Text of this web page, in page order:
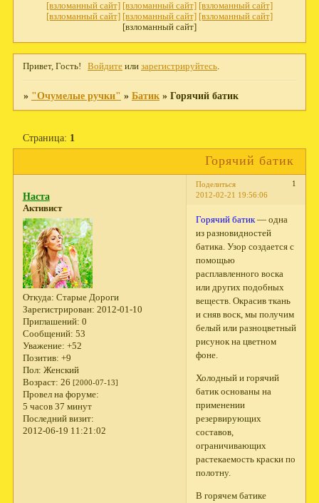
[взломанный сайт] [взломанный сайт] [взломанный сайт]
[взломанный сайт] [взломанный сайт] [взломанный сайт]
[взломанный сайт]
Привет, Гость! Войдите илизарегистрируйтесь
» "Очумелые ручки" » Батик » Горячий батик
Горячий батик
Страница: 1
Поделиться
1
2012-02-21 19:56:06
Наста
Активист
Откуда: Старые Дороги
Зарегистрирован: 2012-01-10
Приглашений: 0
Сообщений: 53
Уважение: +52
Позитив: +9
Пол: Женский
Возраст: 26 [2000-07-13]
Провел на форуме:
5 часов 37 минут
Последний визит:
2012-06-19 11:21:02
Горячий батик— одна
из разновидностей
батика. Узор создается с
помощью
расплавленного воска
или других подобных
веществ. Окрасив ткань
и сняв воск, мы получим
белый или разноцветный
рисунок на цветном
фоне.
Холодный и горячий
батик основаны на
применении
резервирующих
составов,
ограничивающих
растекаемость краски по
полотну.
В горячем батике